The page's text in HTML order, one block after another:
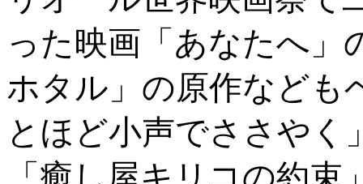
った映画「あなたへ」
ホタル」の原作なども
とほど小声でささやく